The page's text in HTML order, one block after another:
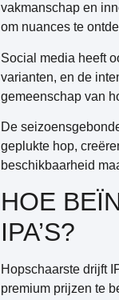
vakmanschap en
om nuances te
Social media heeft
varianten, en de
gemeenschap van
De
geplukte hop,
beschikbaarheid
HOE
IPA’S?
Hopschaarste drijft
premium prijzen te